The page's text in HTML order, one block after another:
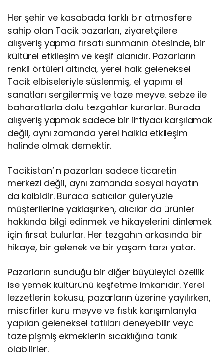
Her şehir ve kasabada farklı bir atmosfere
sahip olan Tacik pazarları, ziyaretçilere
alışveriş yapma fırsatı sunmanın ötesinde, bir
kültürel etkileşim ve keşif alanıdır. Pazarların
renkli örtüleri altında, yerel halk geleneksel
Tacik elbiseleriyle süslenmiş, el yapımı el
sanatları sergilenmiş ve taze meyve, sebze ile
baharatlarla dolu tezgahlar kurarlar. Burada
alışveriş yapmak sadece bir ihtiyacı karşılamak
değil, aynı zamanda yerel halkla etkileşim
halinde olmak demektir.
Tacikistan’ın pazarları sadece ticaretin
merkezi değil, aynı zamanda sosyal hayatın
da kalbidir. Burada satıcılar güleryüzle
müşterilerine yaklaşırken, alıcılar da ürünler
hakkında bilgi edinmek ve hikayelerini dinlemek
için fırsat bulurlar. Her tezgahın arkasında bir
hikaye, bir gelenek ve bir yaşam tarzı yatar.
Pazarların sunduğu bir diğer büyüleyici özellik
ise yemek kültürünü keşfetme imkanıdır. Yerel
lezzetlerin kokusu, pazarların üzerine yayılırken,
misafirler kuru meyve ve fıstık karışımlarıyla
yapılan geleneksel tatlıları deneyebilir veya
taze pişmiş ekmeklerin sıcaklığına tanık
olabilirler.